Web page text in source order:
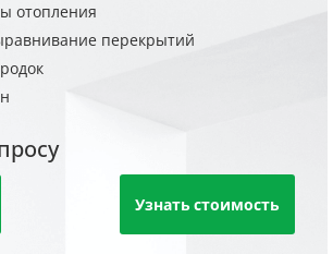
отопления
перекрытий
Узнать стоимость